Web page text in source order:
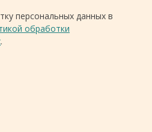
персональных данных в
обработки
.